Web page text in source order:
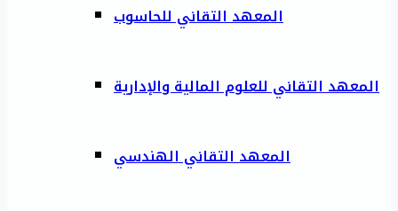
المعهد التقاني للحاسوب
المعهد التقاني للعلوم المالية والإدارية
المعهد التقاني الهندسي